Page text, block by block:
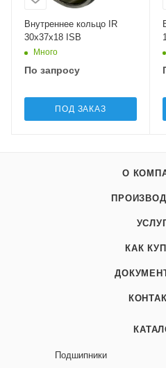
Внутреннее кольцо IR
30x37x18 ISB
Много
По запросу
ПОД ЗАКАЗ
О
КАК
Подшипники